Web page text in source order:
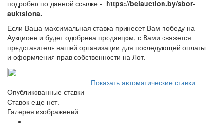
подробно по данной ссылке - https://belauction.by/sbor-
auktsiona.
Если Ваша максимальная ставка принесет Вам победу на
Аукционе и будет одобрена продавцом, с Вами свяжется
представитель нашей организации для последующей оплаты
и оформления прав собственности на Лот.
Показать автоматические ставки
Опубликованные ставки
Ставок еще нет.
Галерея изображений